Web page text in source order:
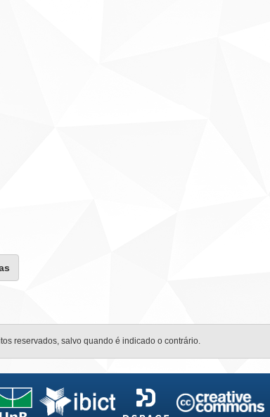
reservados, salvo quando é indicado o contrário.